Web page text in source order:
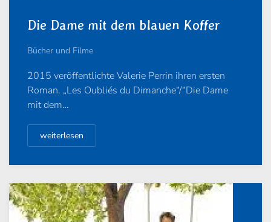
Die Dame mit dem blauen Koffer
Bücher und Filme
2015 veröffentlichte Valerie Perrin ihren ersten
Roman. „Les Oubliés du Dimanche“/“Die Dame
mit dem…
weiterlesen